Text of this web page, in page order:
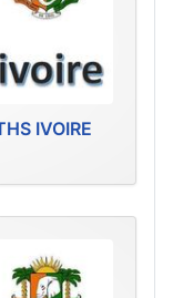
IVOIRE